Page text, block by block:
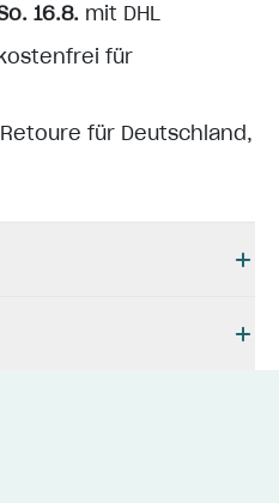
16.8. mit DHL
für
für Deutschland,